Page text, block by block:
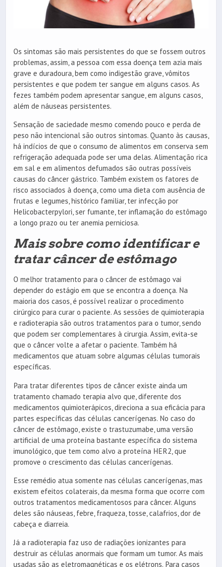
Os sintomas são mais persistentes do que se fossem outros
problemas, assim, a pessoa com essa doença tem azia mais
grave e duradoura, bem como indigestão grave, vômitos
persistentes e que podem ter sangue em alguns casos. As
fezes também podem apresentar sangue, em alguns casos,
além de náuseas persistentes.
Sensação de saciedade mesmo comendo pouco e perda de
peso não intencional são outros sintomas. Quanto às causas,
há indícios de que o consumo de alimentos em conserva sem
refrigeração adequada pode ser uma delas. Alimentação rica
em sal e em alimentos defumados são outras possíveis
causas do câncer gástrico. Também existem os fatores de
risco associados à doença, como uma dieta com ausência de
frutas e legumes, histórico familiar, ter infecção por
Helicobacterpylori, ser fumante, ter inflamação do estômago
a longo prazo ou ter anemia perniciosa.
Mais sobre como identificar e
tratar câncer de estômago
O melhor tratamento para o câncer de estômago vai
depender do estágio em que se encontra a doença. Na
maioria dos casos, é possível realizar o procedimento
cirúrgico para curar o paciente. As sessões de quimioterapia
e radioterapia são outros tratamentos para o tumor, sendo
que podem ser complementares à cirurgia. Assim, evita-se
que o câncer volte a afetar o paciente. Também há
medicamentos que atuam sobre algumas células tumorais
específicas.
Para tratar diferentes tipos de câncer existe ainda um
tratamento chamado terapia alvo que, diferente dos
medicamentos quimioterápicos, direciona a sua eficácia para
partes específicas das células cancerígenas. No caso do
câncer de estômago, existe o trastuzumabe, uma versão
artificial de uma proteína bastante específica do sistema
imunológico, que tem como alvo a proteína HER2, que
promove o crescimento das células cancerígenas.
Esse remédio atua somente nas células cancerígenas, mas
existem efeitos colaterais, da mesma forma que ocorre com
outros tratamentos medicamentosos para câncer. Alguns
deles são náuseas, febre, fraqueza, tosse, calafrios, dor de
cabeça e diarreia.
Já a radioterapia faz uso de radiações ionizantes para
destruir as células anormais que formam um tumor. As mais
usadas são as eletromagnéticas e os elétrons. Para casos